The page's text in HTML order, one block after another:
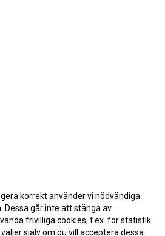
korrekt använder vi nödvändiga
går inte att stänga av.
frivilliga cookies, t.ex. för statistik
själv om du vill acceptera dessa.